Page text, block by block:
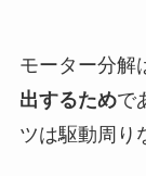
モーター分解
出するためで
ツは駆動周り